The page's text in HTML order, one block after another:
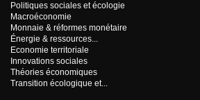
Politiques sociales et écologie
Macroéconomie
Monnaie & réformes monétaire
Énergie & ressources...
Economie territoriale
Innovations sociales
Théories économiques
Transition écologique et...